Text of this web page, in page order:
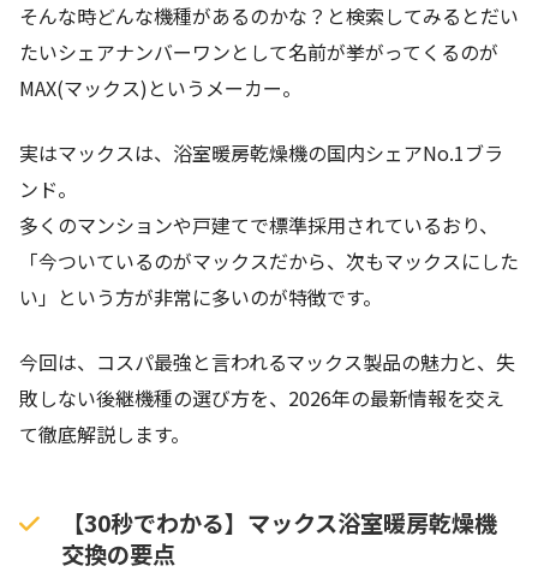
そんな時どんな機種があるのかな？と検索してみるとだい
たいシェアナンバーワンとして名前が挙がってくるのが
MAX(マックス)というメーカー。
実はマックスは、浴室暖房乾燥機の国内シェアNo.1ブラ
ンド。
多くのマンションや戸建てで標準採用されているおり、
「今ついているのがマックスだから、次もマックスにした
い」という方が非常に多いのが特徴です。
今回は、コスパ最強と言われるマックス製品の魅力と、失
敗しない後継機種の選び方を、2026年の最新情報を交え
て徹底解説します。
【30秒でわかる】マックス浴室暖房乾燥機
交換の要点